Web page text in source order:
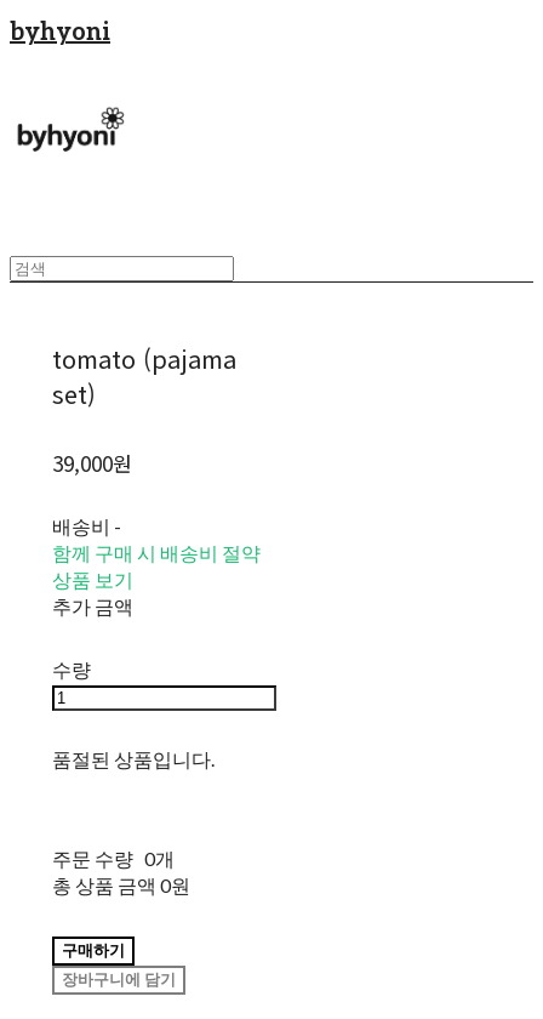
byhyoni
tomato (pajama
set)
39,000원
배송비 -
함께 구매 시 배송비 절약
상품 보기
추가 금액
수량
품절된 상품입니다.
주문 수량 0개
총 상품 금액 0원
구매하기
장바구니에 담기